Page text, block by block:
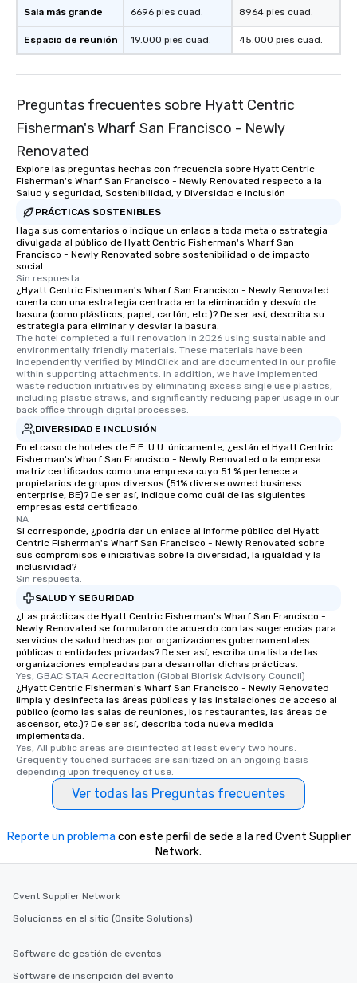
Sala más grande
Espacio de reunión
6696 pies cuad.
19.000 pies cuad.
8964 pies cuad.
45.000 pies cuad.
Preguntas frecuentes sobre Hyatt Centric
Fisherman's Wharf San Francisco - Newly
Renovated
Explore las preguntas hechas con frecuencia sobre Hyatt Centric
Fisherman's Wharf San Francisco - Newly Renovated respecto a la
Salud y seguridad, Sostenibilidad, y Diversidad e inclusión
PRÁCTICAS SOSTENIBLES
Haga sus comentarios o indique un enlace a toda meta o estrategia
divulgada al público de Hyatt Centric Fisherman's Wharf San
Francisco - Newly Renovated sobre sostenibilidad o de impacto
social.
Sin respuesta.
¿Hyatt Centric Fisherman's Wharf San Francisco - Newly Renovated
cuenta con una estrategia centrada en la eliminación y desvío de
basura (como plásticos, papel, cartón, etc.)? De ser así, describa su
estrategia para eliminar y desviar la basura.
The hotel completed a full renovation in 2026 using sustainable and
environmentally friendly materials. These materials have been
independently verified by MindClick and are documented in our profile
within supporting attachments. In addition, we have implemented
waste reduction initiatives by eliminating excess single use plastics,
including plastic straws, and significantly reducing paper usage in our
back office through digital processes.
DIVERSIDAD E INCLUSIÓN
En el caso de hoteles de E.E. U.U. únicamente, ¿están el Hyatt Centric
Fisherman's Wharf San Francisco - Newly Renovated o la empresa
matriz certificados como una empresa cuyo 51 % pertenece a
propietarios de grupos diversos (51% diverse owned business
enterprise, BE)? De ser así, indique como cuál de las siguientes
empresas está certificado.
NA
Si corresponde, ¿podría dar un enlace al informe público del Hyatt
Centric Fisherman's Wharf San Francisco - Newly Renovated sobre
sus compromisos e iniciativas sobre la diversidad, la igualdad y la
inclusividad?
Sin respuesta.
SALUD Y SEGURIDAD
¿Las prácticas de Hyatt Centric Fisherman's Wharf San Francisco -
Newly Renovated se formularon de acuerdo con las sugerencias para
servicios de salud hechas por organizaciones gubernamentales
públicas o entidades privadas? De ser así, escriba una lista de las
organizaciones empleadas para desarrollar dichas prácticas.
Yes, GBAC STAR Accreditation (Global Biorisk Advisory Council)
¿Hyatt Centric Fisherman's Wharf San Francisco - Newly Renovated
limpia y desinfecta las áreas públicas y las instalaciones de acceso al
público (como las salas de reuniones, los restaurantes, las áreas de
ascensor, etc.)? De ser así, describa toda nueva medida
implementada.
Yes, All public areas are disinfected at least every two hours.
Grequently touched surfaces are sanitized on an ongoing basis
depending upon frequency of use.
Ver todas las Preguntas frecuentes
Reporte un problema con este perfil de sede a la red Cvent Supplier
Network.
Cvent Supplier Network
Soluciones en el sitio (Onsite Solutions)
Software de gestión de eventos
Software de inscripción del evento